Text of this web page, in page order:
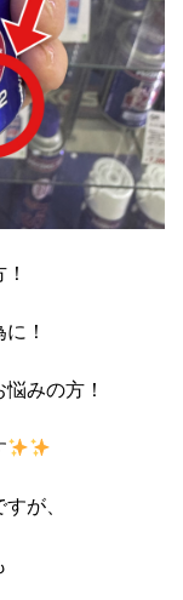
！
悩みの方！
が、